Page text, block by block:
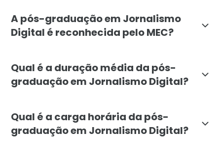
A pós-graduação em Jornalismo
Digital é reconhecida pelo MEC?
Qual é a duração média da pós-
graduação em Jornalismo Digital?
Qual é a carga horária da pós-
graduação em Jornalismo Digital?